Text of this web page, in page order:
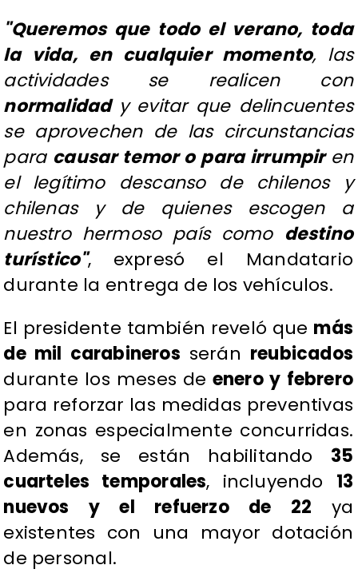
"Queremos que todo el verano, toda
la vida, en cualquier momento, las
actividades se realicen con
normalidad y evitar que delincuentes
se aprovechen de las circunstancias
para causar temor o para irrumpir en
el legítimo descanso de chilenos y
chilenas y de quienes escogen a
nuestro hermoso país como destino
turístico", expresó el Mandatario
durante la entrega de los vehículos.
El presidente también reveló que más
de mil carabineros serán reubicados
durante los meses de enero y febrero
para reforzar las medidas preventivas
en zonas especialmente concurridas.
Además, se están habilitando 35
cuarteles temporales, incluyendo 13
nuevos y el refuerzo de 22 ya
existentes con una mayor dotación
de personal.